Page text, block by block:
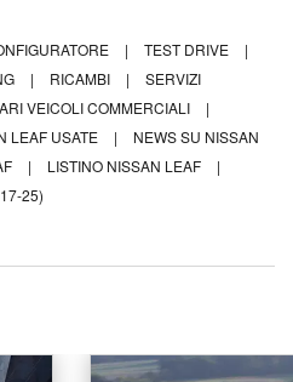
| TEST DRIVE
|
| RICAMBI |
SERVIZI
VEICOLI COMMERCIALI
|
LEAF USATE |
NEWS SU NISSAN
| LISTINO NISSAN LEAF
|
25)